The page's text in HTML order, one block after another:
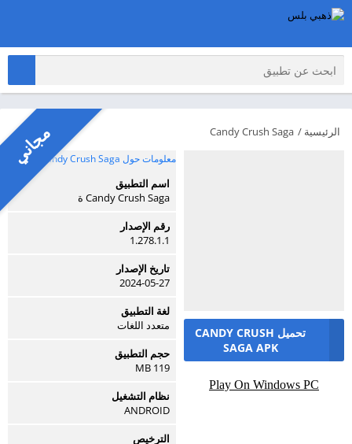
الرئيسية /
Candy Crush Saga
تحميل CANDY CRUSH
SAGA APK
Play On Windows PC
معلومات حول Candy Crush Saga
اسم التطبيق
Candy Crush Saga ة
رقم الإصدار
1.278.1.1
تاريخ الإصدار
2024-05-27
لغة التطبيق
متعدد اللغات
حجم التطبيق
119 MB
نظام التشغيل
ANDROID
الترخيص
مجاني